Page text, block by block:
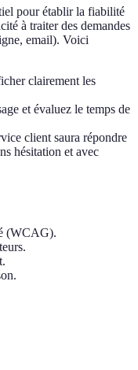
pour établir la fiabilité
à traiter des demandes
email). Voici
clairement les
et évaluez le temps de
client saura répondre
hésitation et avec
(WCAG).